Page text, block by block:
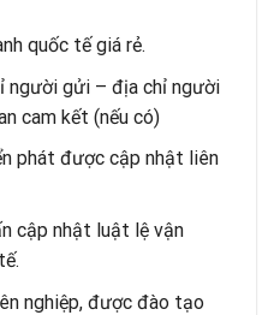
quốc tế giá rẻ.
người gửi – địa chỉ người
cam kết (nếu có)
phát được cập nhật liên
cập nhật luật lệ vận
nghiệp, được đào tạo